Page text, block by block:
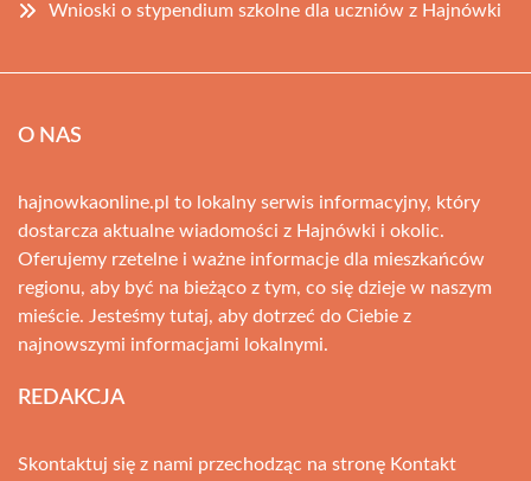
Wnioski o stypendium szkolne dla uczniów z Hajnówki
O NAS
hajnowkaonline.pl to lokalny serwis informacyjny, który
dostarcza aktualne wiadomości z Hajnówki i okolic.
Oferujemy rzetelne i ważne informacje dla mieszkańców
regionu, aby być na bieżąco z tym, co się dzieje w naszym
mieście. Jesteśmy tutaj, aby dotrzeć do Ciebie z
najnowszymi informacjami lokalnymi.
REDAKCJA
Skontaktuj się z nami przechodząc na stronę Kontakt